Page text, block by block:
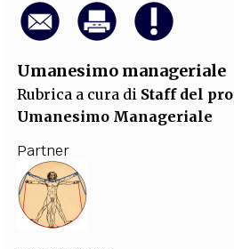
Umanesimo manageriale
Rubrica a cura di Staff del
Umanesimo Manageriale
Partner